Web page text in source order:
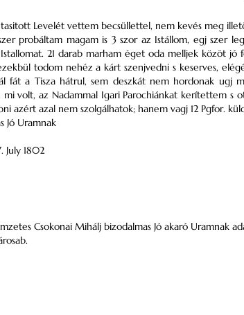
Levelét vettem becsüllettel, nem kevés meg
probáltam magam is 3 szor az Istállom, egj szer
21 darab marham éget oda melljek közöt
todom nehéz a kárt szenjvedni s keserves,
fát a Tisza hátrul, sem deszkát nem hordonak ugj
volt, az Nadammal IgariParochiánkat kerítettem s
azért azal nem szolgálhatok; hanem vagj 12 Pgfor.
Jó Uramnak
July 1802
Csokonai Mihálj bizodalmas Jó akaró Uramnak